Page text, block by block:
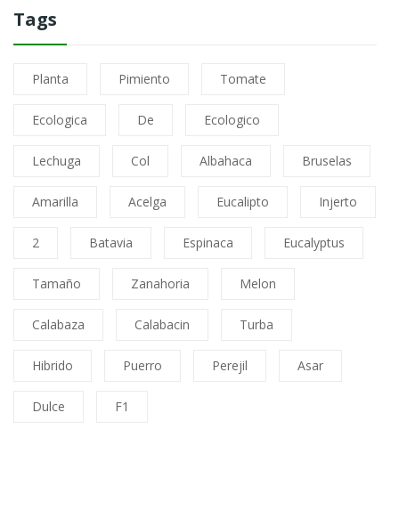
Tags
Planta Pimiento Tomate
Ecologica De Ecologico
Lechuga Col Albahaca Bruselas
Amarilla Acelga Eucalipto Injerto
2 Batavia Espinaca Eucalyptus
Tamaño Zanahoria Melon
Calabaza Calabacin Turba
Hibrido Puerro Perejil Asar
Dulce F1